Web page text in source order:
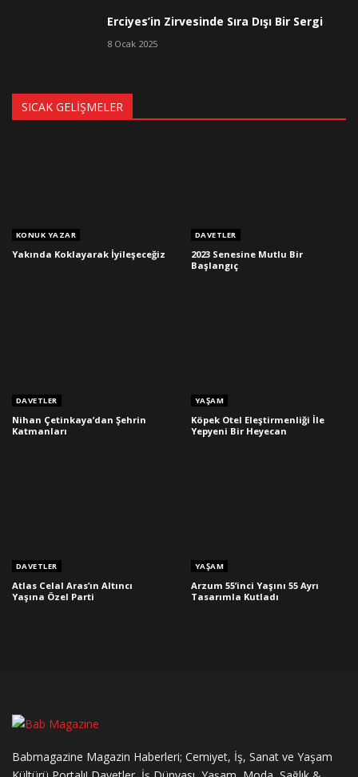
Erciyes’in Zirvesinde Sıra Dışı Bir Sergi
8 Ocak 2025
SICAK GELIŞMELER
KONUK YAZAR
Yakında Koklayarak İyileşeceğiz
DAVETLER
2023 Senesine Mutlu Bir
Başlangıç
DAVETLER
Nihan Çetinkaya’dan Şehrin
Katmanları
YAŞAM
Köpek Otel Eleştirmenliği İle
Yepyeni Bir Heyecan
DAVETLER
Atlas Celal Aras’ın Altıncı
Yaşına Özel Parti
YAŞAM
Arzum 55’inci Yaşını 55 Ayrı
Tasarımla Kutladı
Babmagazine Magazin Haberleri; Cemiyet, İş, Sanat ve Yaşam